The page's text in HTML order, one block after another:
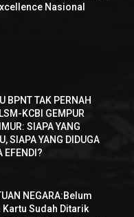
Nasional
BPNT TAK PERNAH
KCBI GEMPUR
SIAPA YANG
SIAPA YANG DIDUGA
EFENDI?
NEGARA:Belum
Kartu Sudah Ditarik